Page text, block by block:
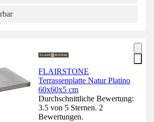
FLAIRSTONE
Terrassenplatte Natur Platino
60x60x5 cm
Durchschnittliche Bewertung:
3.5 von 5 Sternen. 2
Bewertungen.